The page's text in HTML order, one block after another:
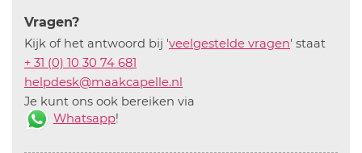
Vragen?
Kijk of het antwoord bij 'veelgestelde vragen' staat
+ 31 (0) 10 30 74 681
helpdesk@maakcapelle.nl
Je kunt ons ook bereiken via
Whatsapp!